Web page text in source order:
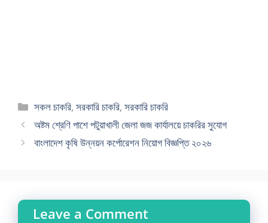
Categories
সকল চাকরি,সরকারি চাকরি,সরকারি চাকরি
অষ্টম শ্রেণি পাশে পটুয়াখালী জেলা জজ কার্যালয়ে চাকরির সুযোগ
বাংলাদেশ কৃষি উন্নয়ন কর্পোরেশন নিয়োগ বিজ্ঞপ্তি ২০২৬
Leave a Comment